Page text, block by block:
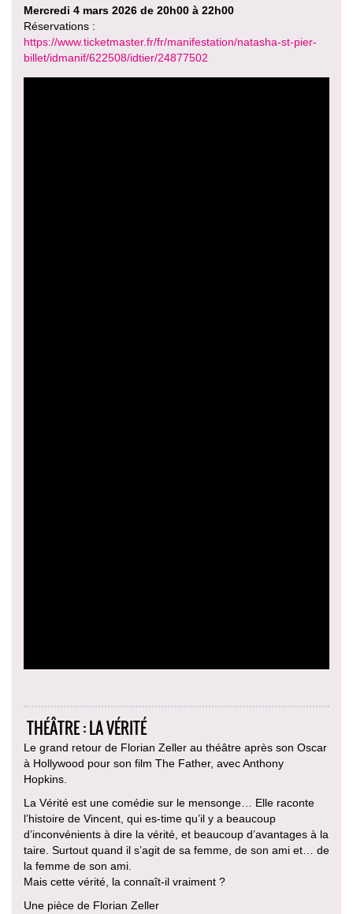
Mercredi 4 mars 2026 de 20h00 à 22h00
Réservations :
https://www.ticketmaster.fr/fr/manifestation/natasha-st-pier-
billet/idmanif/622508/idtier/24877502
THÉÂTRE : LA VÉRITÉ
Le grand retour de Florian Zeller au théâtre après son Oscar
à Hollywood pour son film The Father, avec Anthony
Hopkins.
La Vérité est une comédie sur le mensonge… Elle raconte
l’histoire de Vincent, qui es-time qu’il y a beaucoup
d’inconvénients à dire la vérité, et beaucoup d’avantages à la
taire. Surtout quand il s’agit de sa femme, de son ami et… de
la femme de son ami.
Mais cette vérité, la connaît-il vraiment ?
Une pièce de Florian Zeller